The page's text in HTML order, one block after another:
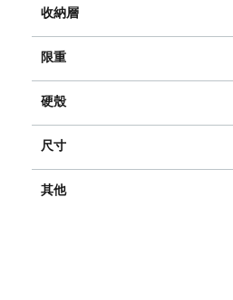
收納層
限重
硬殼
尺寸
其他